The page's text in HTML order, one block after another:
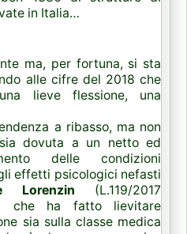
in Italia…
ma, per fortuna, si sta
alle cifre del 2018 che
lieve flessione, una
a ribasso, ma non
dovuta a un netto ed
delle condizioni
effetti psicologici nefasti
Lorenzin (L.119/2017
che ha fatto lievitare
sia sulla classe medica